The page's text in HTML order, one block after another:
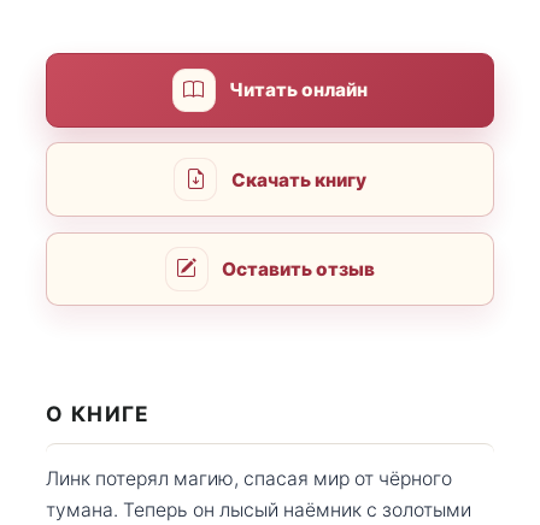
Читать онлайн
Скачать книгу
Оставить отзыв
О КНИГЕ
Линк потерял магию, спасая мир от чёрного
тумана. Теперь он лысый наёмник с золотыми